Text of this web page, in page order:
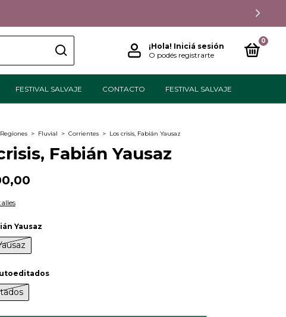
¡Hola! Iniciá sesión
O podés registrarte
0
FESTIVAL SALVAJE CONTACTO FESTIVAL SALVAJE
> Fluvial > Corrientes > Los crisis, Fabián Yausaz
Fabián Yausaz
Yausaz